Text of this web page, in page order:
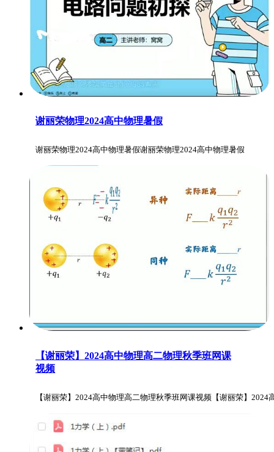
谢丽荣物理2024高中物理暑假
谢丽荣物理2024高中物理暑假谢丽荣物理2024高中物理暑假
【谢丽荣】2024高中物理高二物理秋季班网课
视频
【谢丽荣】2024高中物理高二物理秋季班网课视频【谢丽荣】